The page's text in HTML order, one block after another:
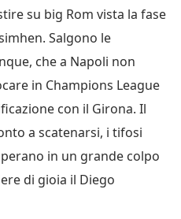
su big Rom vista la fase
Salgono le
che a Napoli non
in Champions League
con il Girona. Il
a scatenarsi, i tifosi
in un grande colpo
di gioia il Diego